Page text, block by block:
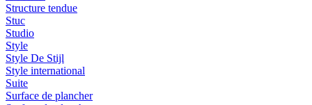
Structure tendue
Stuc
Studio
Style
Style De Stijl
Style international
Suite
Surface de plancher